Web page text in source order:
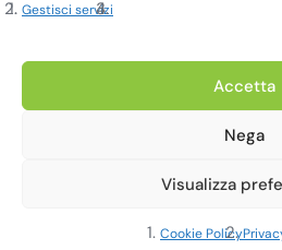
Gestisci servizi
Accetta
Nega
Visualizza
Cookie Policy
Copyright 2023, Cardine srl. All
Cookie Policy |